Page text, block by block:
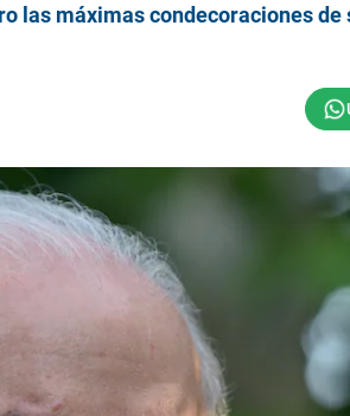
las máximas condecoraciones de